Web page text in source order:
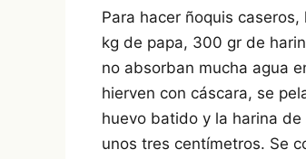
Para hacer ñoquis
kg de papa, 300 gr de
no absorban mucha agua
hierven con cáscara, se
huevo batido y la harina
unos tres centímetros. Se